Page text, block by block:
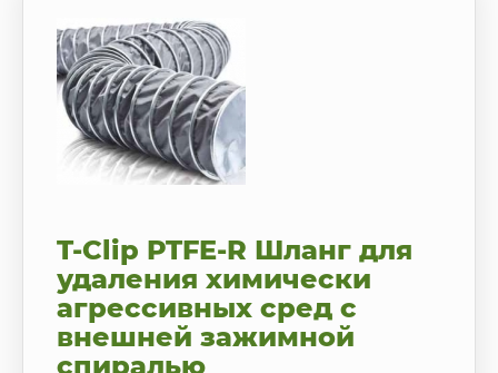
T-Clip PTFE-R Шланг для
удаления химически
агрессивных сред с
внешней зажимной
спиралью